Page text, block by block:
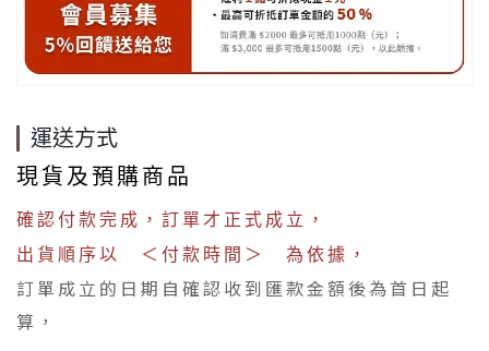
運送方式
現貨及預購商品
確認付款完成，訂單才正式成立，
出貨順序以 ＜付款時間＞ 為依據，
訂單成立的日期自確認收到匯款金額後為首日起
算，